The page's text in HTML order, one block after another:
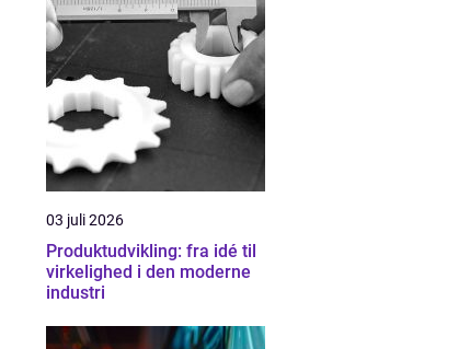
03 juli 2026
Produktudvikling: fra idé til
virkelighed i den moderne
industri